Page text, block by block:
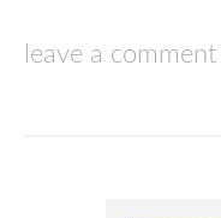
leave a comment